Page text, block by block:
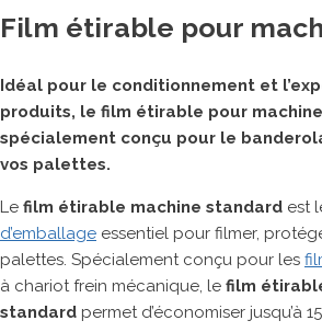
Film étirable pour
Idéal pour le conditionnement et
produits, le film étirable pour
spécialement conçu pour le
vos palettes.
Le film étirable machine standard est
d’emballage essentiel pour filmer,
palettes. Spécialement conçu pour les
à chariot frein mécanique, le film
standard permet d’économiser jusqu’à
ROBOTS COLLABORATIFS
Robopac Universal Robots Anser
Transpak
HSM Fischbein